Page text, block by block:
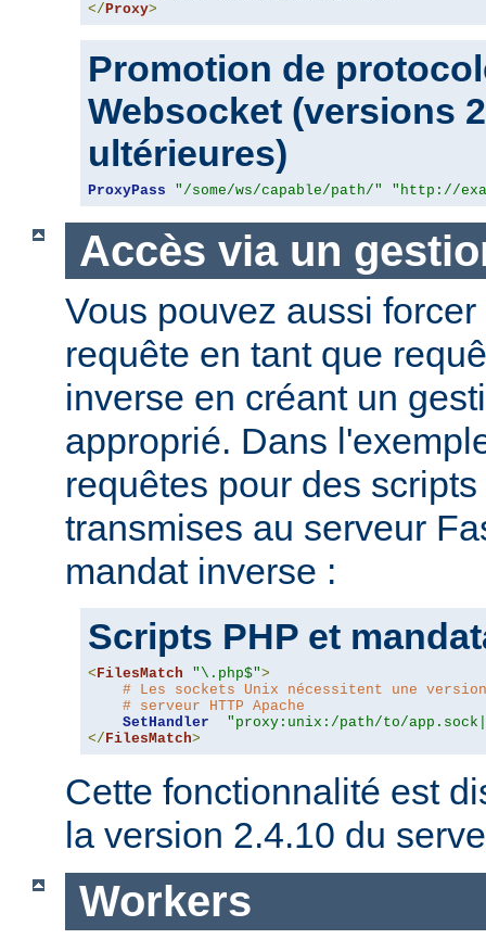
</ Proxy>
Promotion de
Websocket (versions
ultérieures)
ProxyPass "/some/ws/capable/path/" "http://
Accès via un
Vous pouvez aussi
requête en tant que
inverse en créant un
approprié. Dans
requêtes pour des
transmises au serveur
mandat inverse :
Scripts PHP et
<FilesMatch "\.php$">
# Les sockets Unix nécessitent une
# serveur HTTP Apache
SetHandler
"proxy:unix:/path/to/
</FilesMatch>
Cette fonctionnalité est
la version 2.4.10 du
Workers